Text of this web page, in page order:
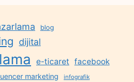
blog
dijital
e-ticaret facebook
marketing infografik